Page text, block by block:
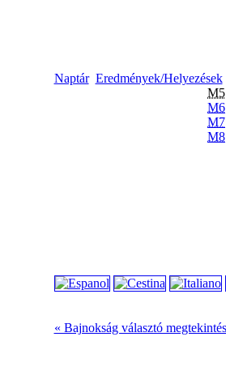
Naptár Eredmények/Helyezések
M5
M6
M7
M8
« Bajnokság választó